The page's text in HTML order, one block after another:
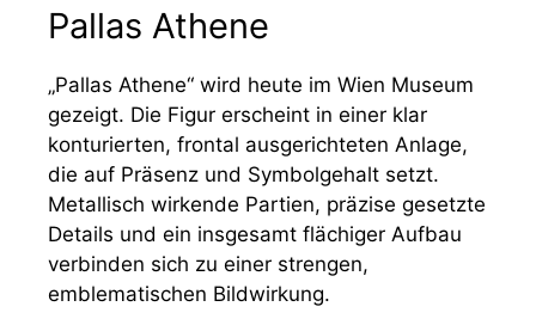
Pallas Athene
„Pallas Athene“ wird heute im Wien Museum
gezeigt. Die Figur erscheint in einer klar
konturierten, frontal ausgerichteten Anlage,
die auf Präsenz und Symbolgehalt setzt.
Metallisch wirkende Partien, präzise gesetzte
Details und ein insgesamt flächiger Aufbau
verbinden sich zu einer strengen,
emblematischen Bildwirkung.